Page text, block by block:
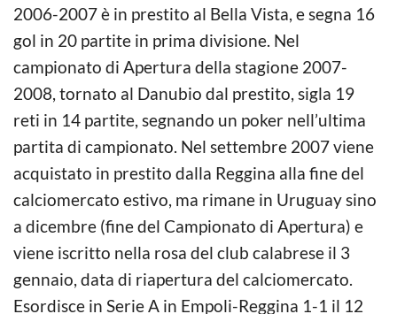
2006-2007 è in prestito al Bella Vista, e segna 16
gol in 20 partite in prima divisione. Nel
campionato di Apertura della stagione 2007-
2008, tornato al Danubio dal prestito, sigla 19
reti in 14 partite, segnando un poker nell’ultima
partita di campionato. Nel settembre 2007 viene
acquistato in prestito dalla Reggina alla fine del
calciomercato estivo, ma rimane in Uruguay sino
a dicembre (fine del Campionato di Apertura) e
viene iscritto nella rosa del club calabrese il 3
gennaio, data di riapertura del calciomercato.
Esordisce in Serie A in Empoli-Reggina 1-1 il 12